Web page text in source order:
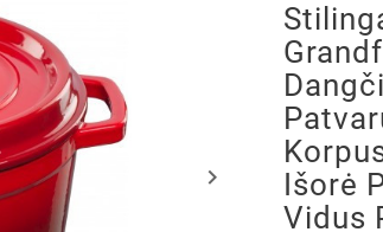
keyboard_arrow_right
Išorė
Vidus